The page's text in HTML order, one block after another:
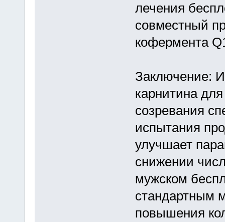
лечения
совместный
кофермента
Заключение:
карнитина
созревания
испытания
улучшает
снижении
мужском
стандартным
повышения